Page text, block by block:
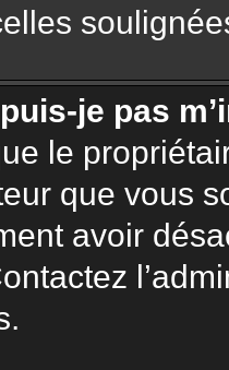
je pas
le
que vous
avoir